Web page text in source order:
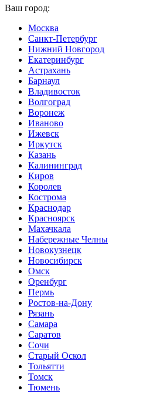
Ваш город:
Москва
Санкт-Петербург
Нижний Новгород
Екатеринбург
Астрахань
Барнаул
Владивосток
Волгоград
Воронеж
Иваново
Ижевск
Иркутск
Казань
Калининград
Киров
Королев
Кострома
Краснодар
Красноярск
Махачкала
Набережные Челны
Новокузнецк
Новосибирск
Омск
Оренбург
Пермь
Ростов-на-Дону
Рязань
Самара
Саратов
Сочи
Старый Оскол
Тольятти
Томск
Тюмень